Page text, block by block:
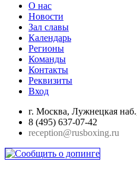
О нас
Новости
Зал славы
Календарь
Регионы
Команды
Контакты
Реквизиты
Вход
г. Москва, Лужнецкая
8 (495) 637-07-42
reception@rusboxing.ru